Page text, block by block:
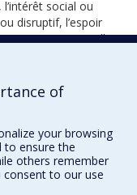
social ou
disruptif, l’espoir
exceptionnelle !
of
your browsing
to ensure the
others remember
consent to our use